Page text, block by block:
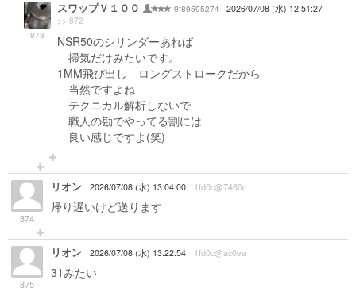
873
スワップＶ１００ 9f89595274 2026/07/08 (水) 12:51:27
>> 872
NSR50のシリンダーあれば
掃気だけみたいです。
1MM飛び出し ロングストロークだから
当然ですよね
テクニカル解析しないで
職人の勘でやってる割には
良い感じですよ(笑)
874
リオン 2026/07/08 (水) 13:04:00 1fd0c@7460c
帰り遅いけど送ります
875
リオン 2026/07/08 (水) 13:22:54 1fd0c@ac0ea
31みたい